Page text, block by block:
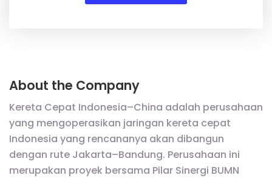
About the Company
Kereta Cepat Indonesia–China adalah perusahaan
yang mengoperasikan jaringan kereta cepat
Indonesia yang rencananya akan dibangun
dengan rute Jakarta–Bandung. Perusahaan ini
merupakan proyek bersama Pilar Sinergi BUMN